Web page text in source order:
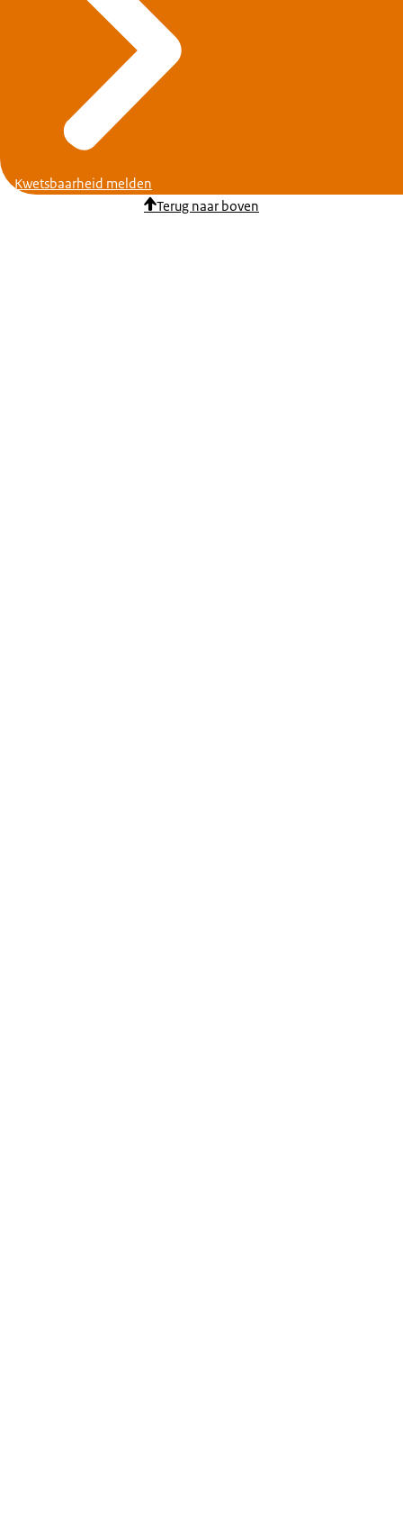
Kwetsbaarheid melden
Terug naar boven